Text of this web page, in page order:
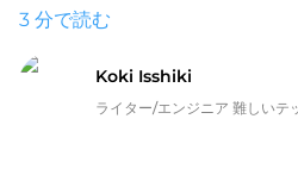
3 分で読む
Koki Isshiki
ライター/エンジニア 難しいテ